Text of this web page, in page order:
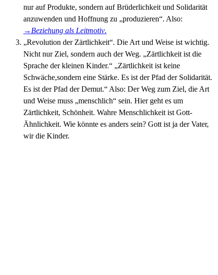
nur auf Produkte, sondern auf Brüderlichkeit und Solidarität
anzuwenden und Hoffnung zu „produzieren“. Also:
→Beziehung als Leitmotiv.
„Revolution der Zärtlichkeit“. Die Art und Weise ist wichtig.
Nicht nur Ziel, sondern auch der Weg. „Zärtlichkeit ist die
Sprache der kleinen Kinder.“ „Zärtlichkeit ist keine
Schwäche,sondern eine Stärke. Es ist der Pfad der Solidarität.
Es ist der Pfad der Demut.“ Also: Der Weg zum Ziel, die Art
und Weise muss „menschlich“ sein. Hier geht es um
Zärtlichkeit, Schönheit. Wahre Menschlichkeit ist Gott-
Ähnlichkeit. Wie könnte es anders sein? Gott ist ja der Vater,
wir die Kinder.